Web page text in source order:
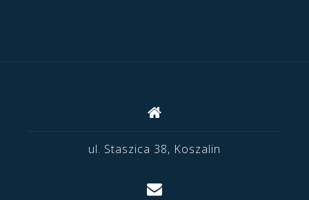
ul. Staszica 38, Koszalin